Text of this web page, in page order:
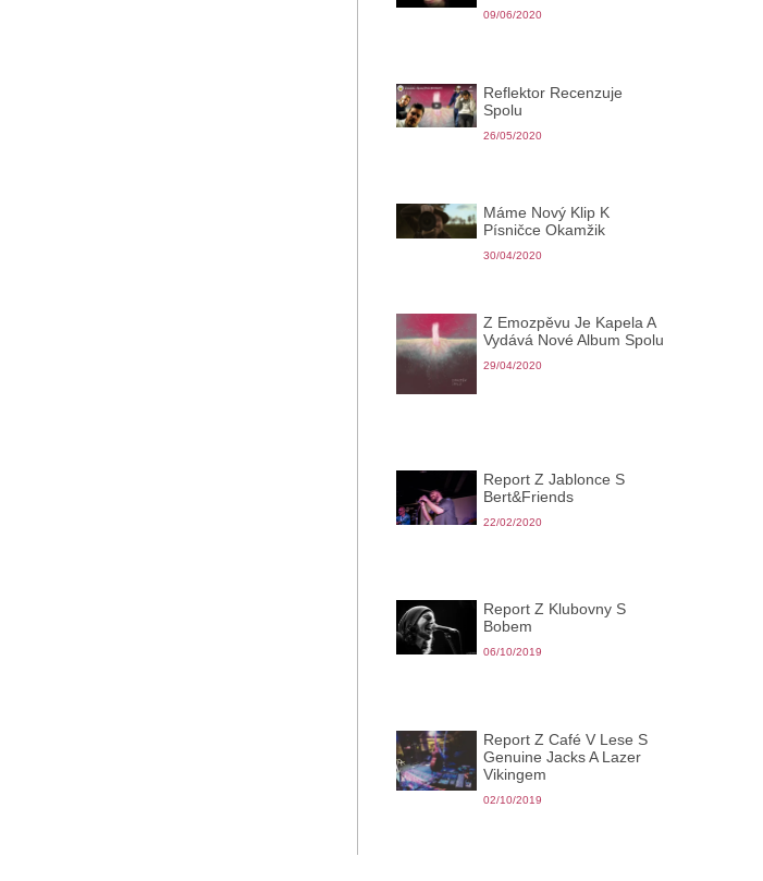
09/06/2020
Reflektor Recenzuje
Spolu
26/05/2020
Máme Nový Klip K
Písničce Okamžik
30/04/2020
Z Emozpěvu Je Kapela A
Vydává Nové Album Spolu
29/04/2020
Report Z Jablonce S
Bert&Friends
22/02/2020
Report Z Klubovny S
Bobem
06/10/2019
Report Z Café V Lese S
Genuine Jacks A Lazer
Vikingem
02/10/2019